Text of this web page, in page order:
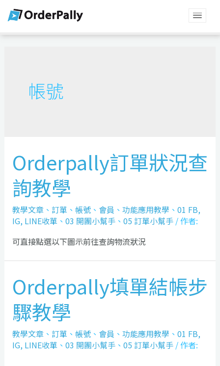
帳號
Orderpally訂單狀況查
詢教學
教學文章、 訂單、 帳號、 會員 、 功能應用教學 、 01 FB,
IG, LINE收單、 03 開團小幫手、 05 訂單小幫手/ 作者:
可直接點選以下圖示前往查詢物流狀況
Orderpally填單結帳步
驟教學
教學文章、 訂單、 帳號、 會員 、 功能應用教學 、 01 FB,
IG, LINE收單、 03 開團小幫手、 05 訂單小幫手/ 作者: